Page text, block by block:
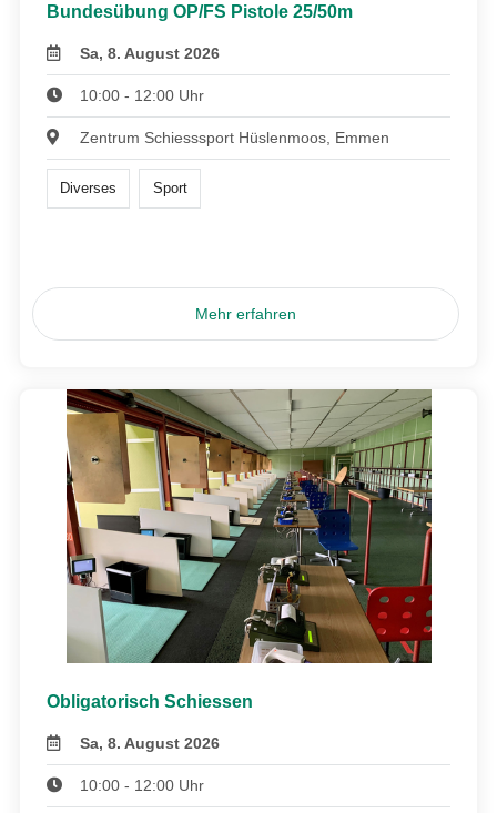
Bundesübung OP/FS Pistole 25/50m
Sa, 8. August 2026
10:00 - 12:00 Uhr
Zentrum Schiesssport Hüslenmoos, Emmen
Diverses Sport
Mehr erfahren
Obligatorisch Schiessen
Sa, 8. August 2026
10:00 - 12:00 Uhr